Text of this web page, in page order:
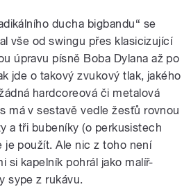
ducha bigbandu“ se
vše od swingu přes klasicizující
úpravu písně Boba Dylana až po
jde o takový zvukový tlak, jakého
hardcoreová či metalová
má v sestavě vedle žesťů rovnou
a tři bubeníky (o perkusistech
je použít. Ale nic z toho není
si kapelník pohrál jako malíř-
sype z rukávu.